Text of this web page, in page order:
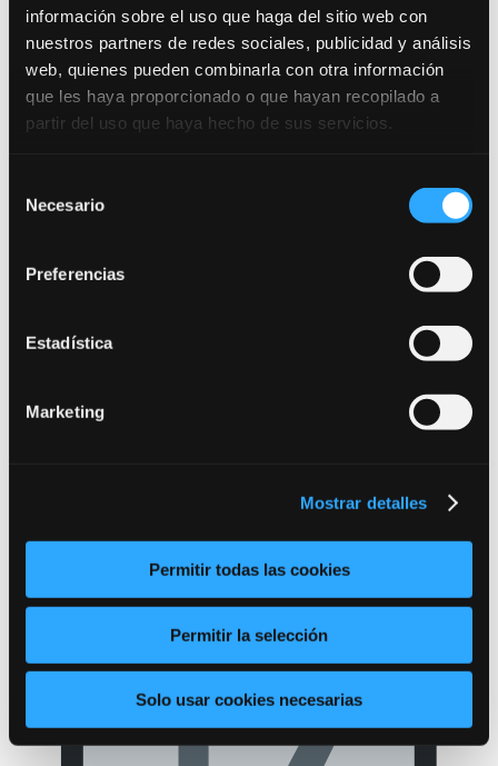
información sobre el uso que haga del sitio web con
nuestros partners de redes sociales, publicidad y análisis
web, quienes pueden combinarla con otra información
que les haya proporcionado o que hayan recopilado a
partir del uso que haya hecho de sus servicios.
Necesario
Preferencias
Estadística
Marketing
Mostrar detalles
Permitir todas las cookies
Permitir la selección
Solo usar cookies necesarias